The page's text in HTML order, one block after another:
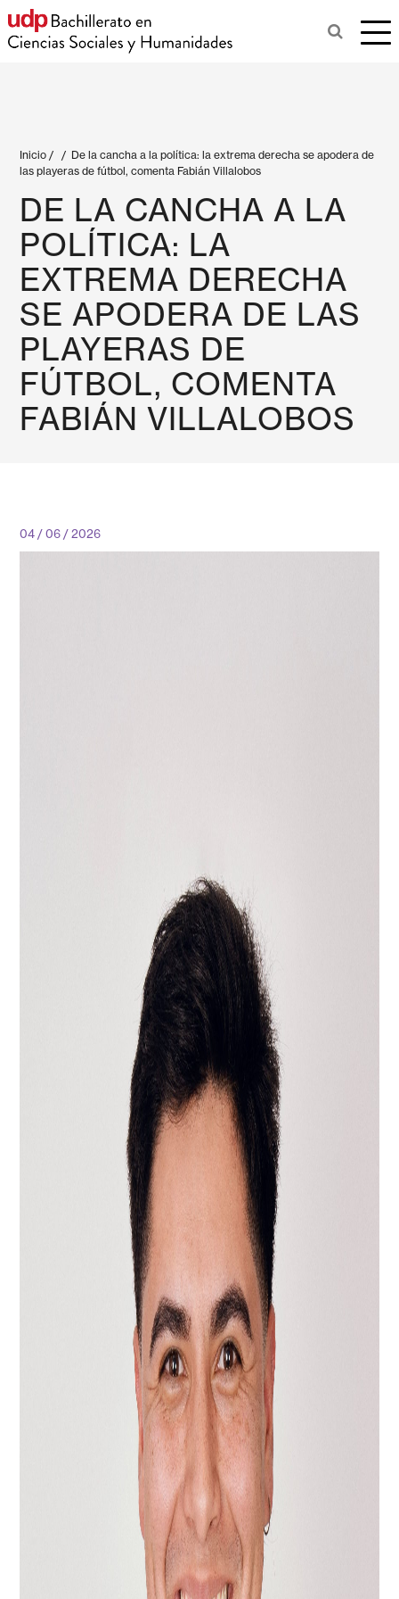
Inicio / / De la cancha a la política: la extrema derecha se apodera de
las playeras de fútbol, comenta Fabián Villalobos
DE LA CANCHA A LA
POLÍTICA: LA
EXTREMA DERECHA
SE APODERA DE LAS
PLAYERAS DE
FÚTBOL, COMENTA
FABIÁN VILLALOBOS
04 / 06 / 2026